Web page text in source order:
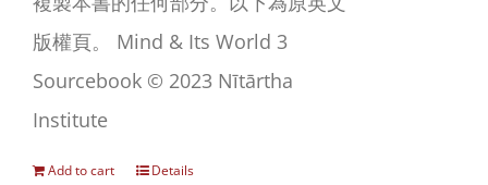
版權頁。 Mind & Its World 3
Sourcebook © 2023 Nītārtha
Institute
Add to cart Details